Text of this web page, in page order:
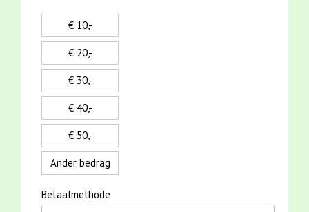
€ 10,-
€ 20,-
€ 30,-
€ 40,-
€ 50,-
Ander bedrag
Betaalmethode